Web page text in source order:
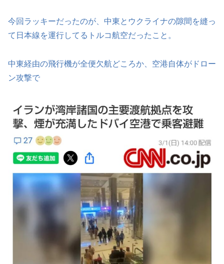
今回ラッキーだったのが、中東とウクライナの隙間を縫っ
て日本線を運行してるトルコ航空だったこと。
中東経由の飛行機が全便欠航どころか、空港自体がドロー
ン攻撃で